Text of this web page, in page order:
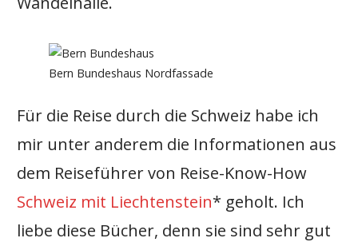
Bern Bundeshaus Nordfassade
Für die Reise durch die Schweiz habe ich
mir unter anderem die Informationen aus
dem Reiseführer von Reise-Know-How
Schweiz mit Liechtenstein* geholt. Ich
liebe diese Bücher, denn sie sind sehr gut